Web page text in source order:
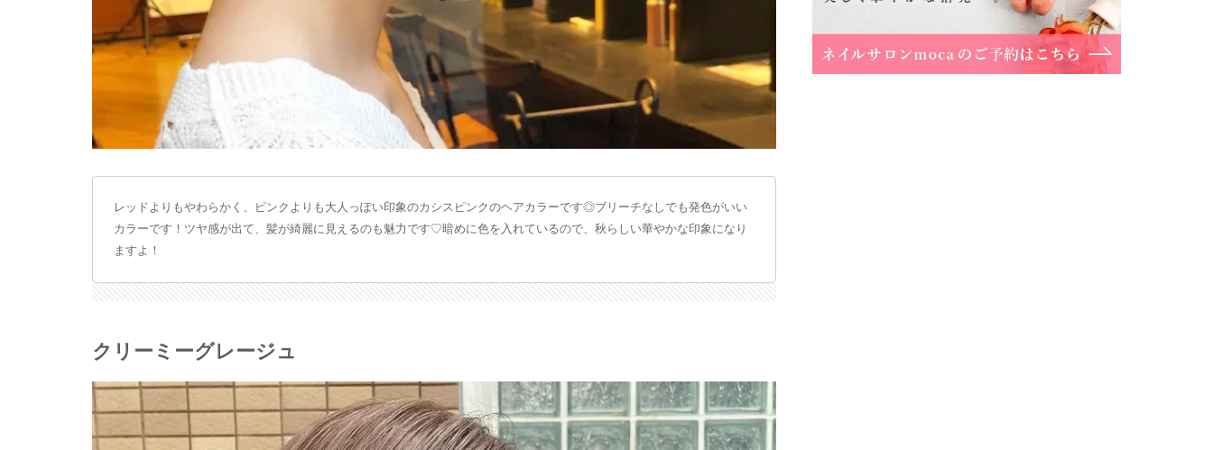
レッドよりもやわらかく、ピンクよりも大人っぽい印象のカシスピンクのヘアカラーです◎ブリーチなしでも発色がいい
カラーです！ツヤ感が出て、髪が綺麗に見えるのも魅力です♡暗めに色を入れているので、秋らしい華やかな印象になり
ますよ！
クリーミーグレージュ
大阪府枚方市岡東町18-15 キューブ枚